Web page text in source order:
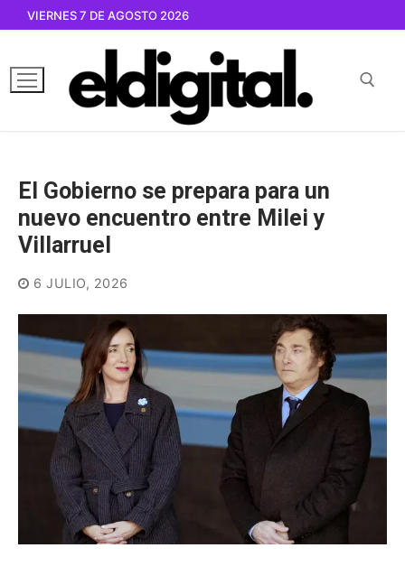
contenido
VIERNES 7 DE AGOSTO 2026
El Gobierno se prepara para un
nuevo encuentro entre Milei y
Villarruel
6 JULIO, 2026